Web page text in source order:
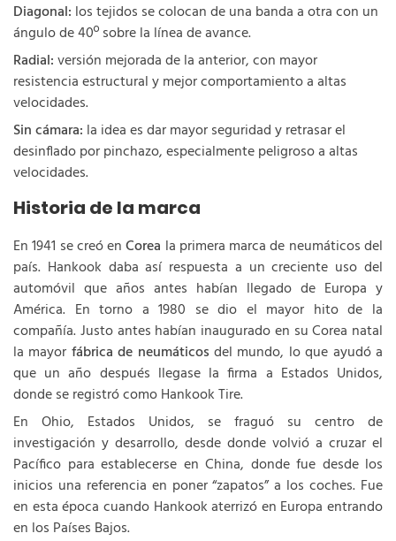
Diagonal: los tejidos se colocan de una banda a otra con un
ángulo de 40º sobre la línea de avance.
Radial:versión mejorada de la anterior, con mayor
resistencia estructural y mejor comportamiento a altas
velocidades.
Sin cámara: la idea es dar mayor seguridad y retrasar el
desinflado por pinchazo, especialmente peligroso a altas
velocidades.
Historia de la marca
En 1941 se creó enCorea la primera marca de neumáticos del
país. Hankook daba así respuesta a un creciente uso del
automóvil que años antes habían llegado de Europa y
América. En torno a 1980 se dio el mayor hito de la
compañía. Justo antes habían inaugurado en su Corea natal
la mayor fábrica de neumáticos del mundo, lo que ayudó a
que un año después llegase la firma a Estados Unidos,
donde se registró como Hankook Tire.
En Ohio, Estados Unidos, se fraguó su centro de
investigación y desarrollo, desde donde volvió a cruzar el
Pacífico para establecerse en China, donde fue desde los
inicios una referencia en poner “zapatos” a los coches. Fue
en esta época cuando Hankook aterrizó en Europa entrando
en los Países Bajos.